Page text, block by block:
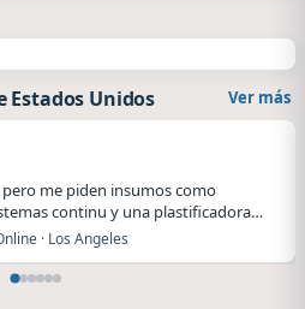
Estados Unidos Ver más
me piden insumos como
continu y una plastificadora
· Los Angeles